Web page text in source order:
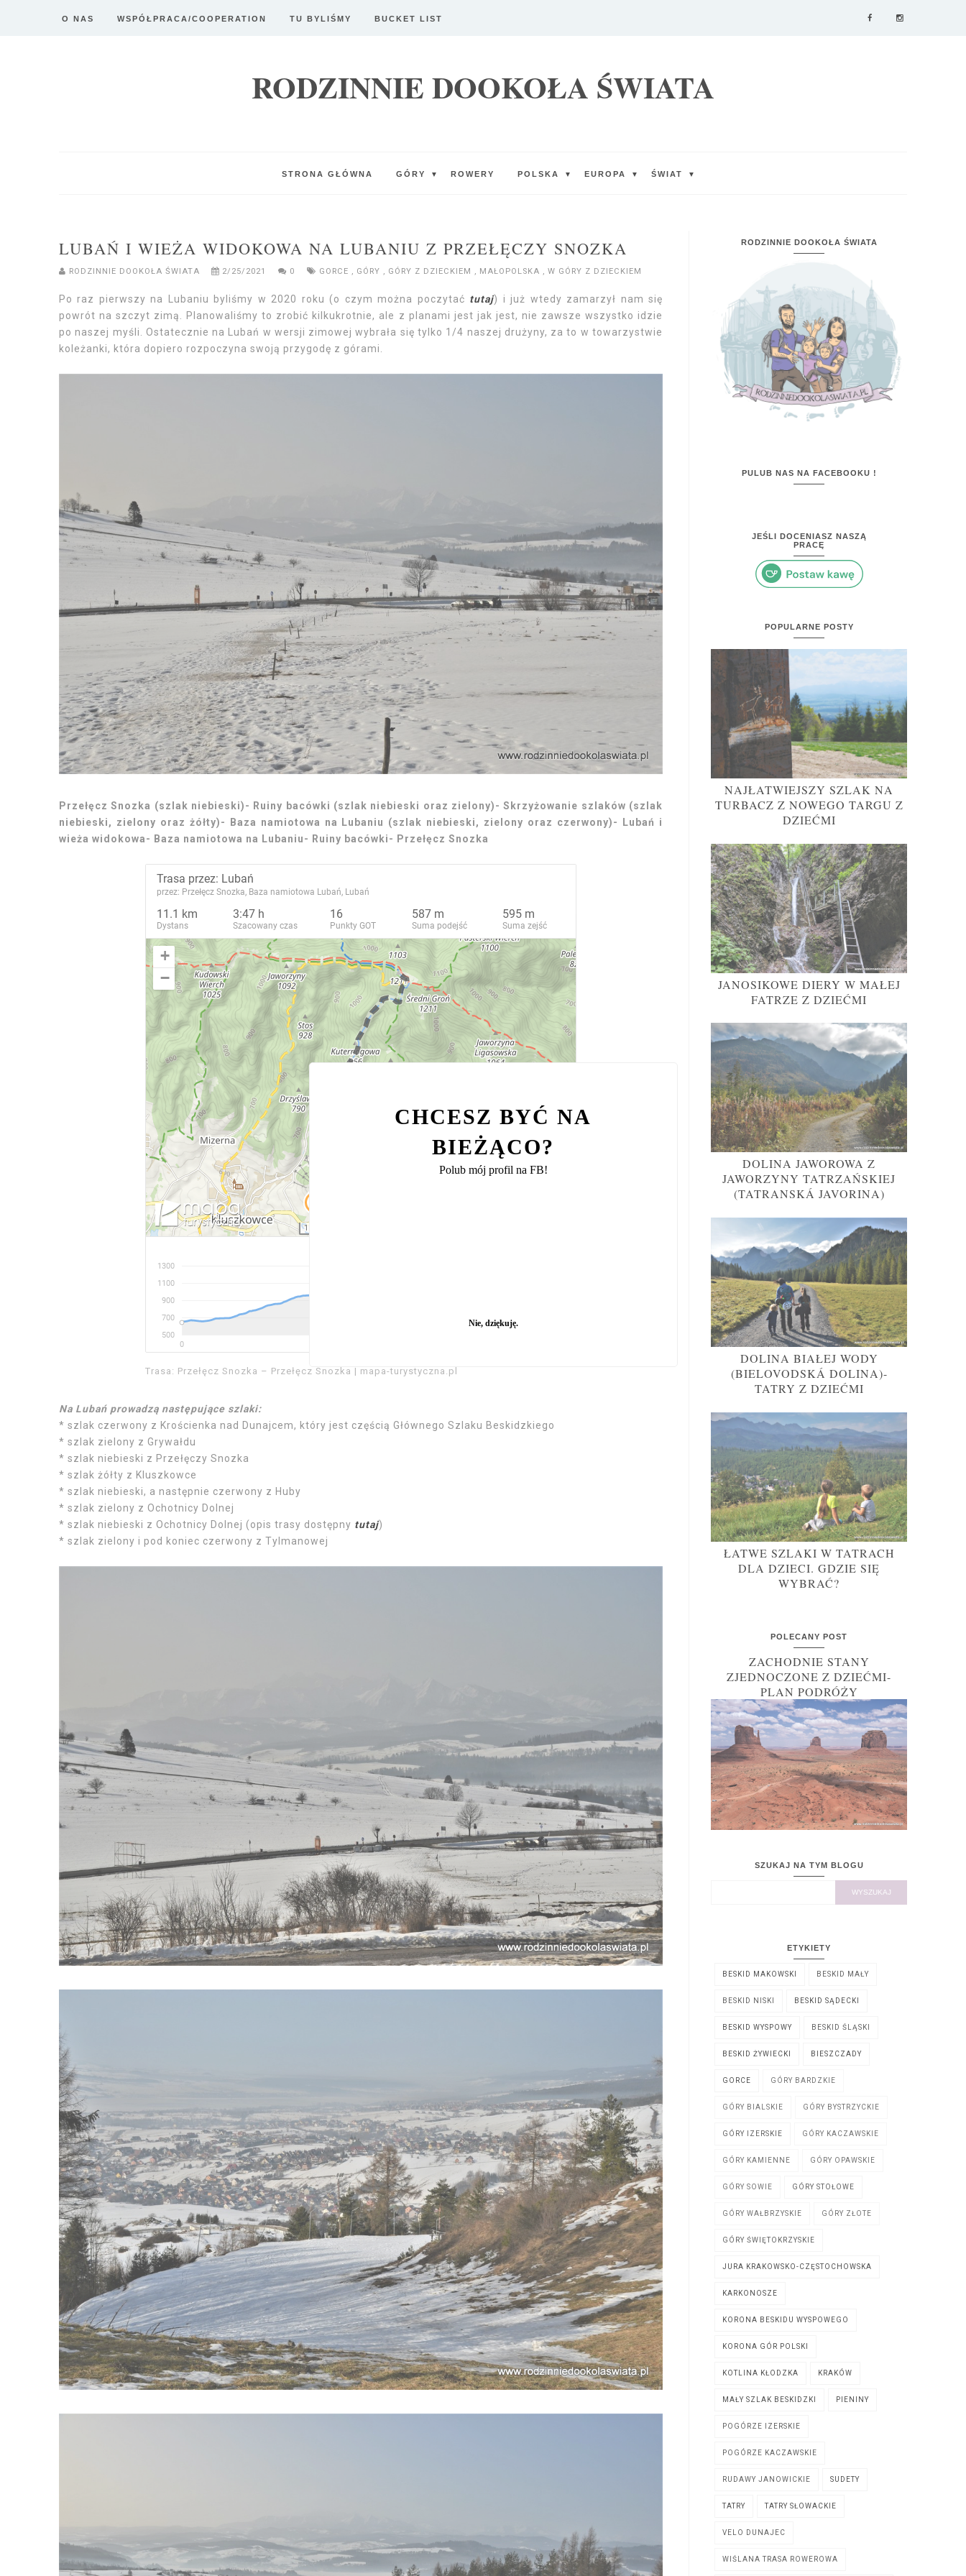
O NAS WSPÓŁPRACA/COOPERATION TU BYLIŚMY BUCKET LIST
RODZINNIE DOOKOŁA ŚWIATA
STRONA GŁÓWNA GÓRY ▼ ROWERY POLSKA ▼ EUROPA ▼ ŚWIAT ▼
LUBAŃ I WIEŻA WIDOKOWA NA LUBANIU Z PRZEŁĘCZY SNOZKA
RODZINNIE DOOKOŁA ŚWIATA 2/25/2021 0 GORCE , GÓRY , GÓRY Z DZIECKIEM , MAŁOPOLSKA , W GÓRY Z DZIECKIEM
Po raz pierwszy na Lubaniu byliśmy w 2020 roku (o czym można poczytać tutaj) i już wtedy zamarzył nam się
powrót na szczyt zimą. Planowaliśmy to zrobić kilkukrotnie, ale z planami jest jak jest, nie zawsze wszystko idzie
po naszej myśli. Ostatecznie na Lubań w wersji zimowej wybrała się tylko 1/4 naszej drużyny, za to w towarzystwie
koleżanki, która dopiero rozpoczyna swoją przygodę z górami.
Przełęcz Snozka (szlak niebieski)- Ruiny bacówki (szlak niebieski oraz zielony)- Skrzyżowanie szlaków (szlak
niebieski, zielony oraz żółty)- Baza namiotowa na Lubaniu (szlak niebieski, zielony oraz czerwony)- Lubań i
wieża widokowa- Baza namiotowa na Lubaniu- Ruiny bacówki- Przełęcz Snozka
Trasa: Przełęcz Snozka – Przełęcz Snozka | mapa-turystyczna.pl
Na Lubań prowadzą następujące szlaki:
* szlak czerwony z Krościenka nad Dunajcem, który jest częścią Głównego Szlaku Beskidzkiego
* szlak zielony z Grywałdu
* szlak niebieski z Przełęczy Snozka
* szlak żółty z Kluszkowce
* szlak niebieski, a następnie czerwony z Huby
* szlak zielony z Ochotnicy Dolnej
* szlak niebieski z Ochotnicy Dolnej (opis trasy dostępny tutaj)
* szlak zielony i pod koniec czerwony z Tylmanowej
RODZINNIE DOOKOŁA ŚWIATA
PULUB NAS NA FACEBOOKU !
JEŚLI DOCENIASZ NASZĄ
PRACĘ
POPULARNE POSTY
NAJŁATWIEJSZY SZLAK NA
TURBACZ Z NOWEGO TARGU Z
DZIEĆMI
JANOSIKOWE DIERY W MAŁEJ
FATRZE Z DZIEĆMI
DOLINA JAWOROWA Z
JAWORZYNY TATRZAŃSKIEJ
(TATRANSKÁ JAVORINA)
DOLINA BIAŁEJ WODY
(BIELOVODSKÁ DOLINA)-
TATRY Z DZIEĆMI
ŁATWE SZLAKI W TATRACH
DLA DZIECI. GDZIE SIĘ
WYBRAĆ?
POLECANY POST
ZACHODNIE STANY
ZJEDNOCZONE Z DZIEĆMI-
PLAN PODRÓŻY
SZUKAJ NA TYM BLOGU
ETYKIETY
BESKID MAKOWSKI BESKID MAŁY
BESKID NISKI BESKID SĄDECKI
BESKID WYSPOWY BESKID ŚLĄSKI
BESKID ŻYWIECKI BIESZCZADY
GORCE GÓRY BARDZKIE
GÓRY BIALSKIE GÓRY BYSTRZYCKIE
GÓRY IZERSKIE GÓRY KACZAWSKIE
GÓRY KAMIENNE GÓRY OPAWSKIE
GÓRY SOWIE GÓRY STOŁOWE
GÓRY WAŁBRZYSKIE GÓRY ZŁOTE
GÓRY ŚWIĘTOKRZYSKIE
JURA KRAKOWSKO-CZĘSTOCHOWSKA
KARKONOSZE
KORONA BESKIDU WYSPOWEGO
KORONA GÓR POLSKI
KOTLINA KŁODZKA KRAKÓW
MAŁY SZLAK BESKIDZKI PIENINY
POGÓRZE IZERSKIE
POGÓRZE KACZAWSKIE
RUDAWY JANOWICKIE SUDETY
TATRY TATRY SŁOWACKIE
VELO DUNAJEC
WIŚLANA TRASA ROWEROWA
CHCESZ BYĆ NA
BIEŻĄCO?
Polub mój profil na FB!